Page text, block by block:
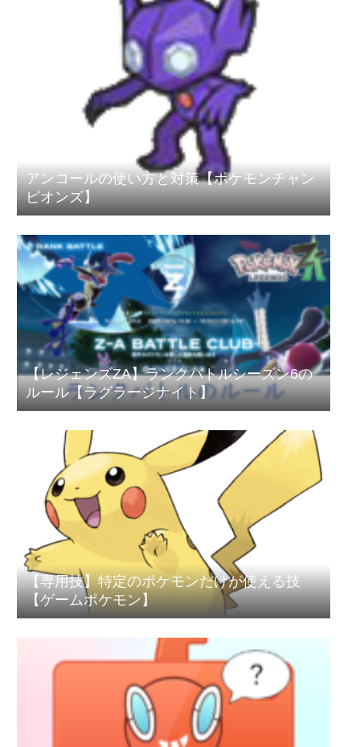
アンコールの使い方と対策【ポケモンチャン
ピオンズ】
【レジェンズZA】ランクバトルシーズン6の
ルール【ラグラージナイト】
【専用技】特定のポケモンだけが使える技
【ゲームポケモン】